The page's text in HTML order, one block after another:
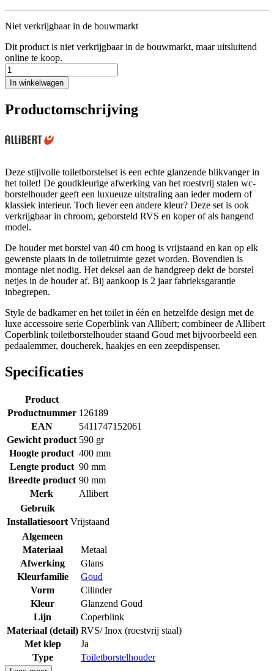
Niet verkrijgbaar in de bouwmarkt
Dit product is niet verkrijgbaar in de bouwmarkt, maar uitsluitend
online te koop.
In winkelwagen
Productomschrijving
Deze stijlvolle toiletborstelset is een echte glanzende blikvanger in
het toilet! De goudkleurige afwerking van het roestvrij stalen wc-
borstelhouder geeft een luxueuze uitstraling aan ieder modern of
klassiek interieur. Toch liever een andere kleur? Deze set is ook
verkrijgbaar in chroom, geborsteld RVS en koper of als hangend
model.
De houder met borstel van 40 cm hoog is vrijstaand en kan op elk
gewenste plaats in de toiletruimte gezet worden. Bovendien is
montage niet nodig. Het deksel aan de handgreep dekt de borstel
netjes in de houder af. Bij aankoop is 2 jaar fabrieksgarantie
inbegrepen.
Style de badkamer en het toilet in één en hetzelfde design met de
luxe accessoire serie Coperblink van Allibert; combineer de Allibert
Coperblink toiletborstelhouder staand Goud met bijvoorbeeld een
pedaalemmer, doucherek, haakjes en een zeepdispenser.
Specificaties
Product
Productnummer 126189
EAN
5411747152061
Gewicht product 590 gr
Hoogte product 400 mm
Lengte product 90 mm
Breedte product 90 mm
Merk
Allibert
Gebruik
Installatiesoort Vrijstaand
Algemeen
Materiaal
Metaal
Afwerking
Glans
Kleurfamilie
Goud
Vorm
Cilinder
Kleur
Glanzend Goud
Lijn
Coperblink
Materiaal (detail) RVS/ Inox (roestvrij staal)
Met klep
Ja
Type
Toiletborstelhouder